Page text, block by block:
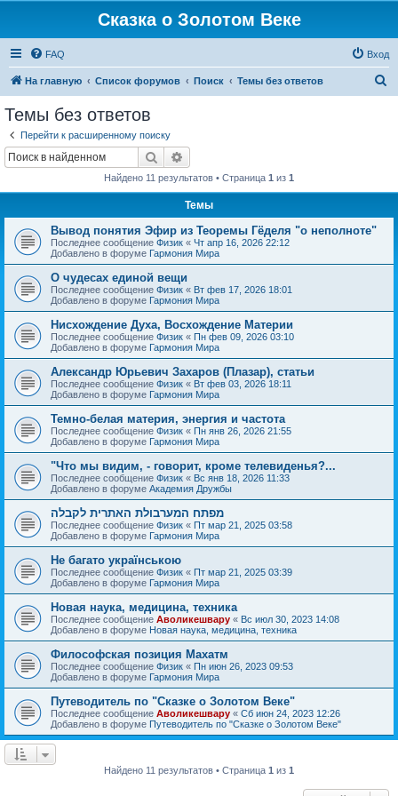
Сказка о Золотом Веке
FAQ Вход
На главную Список форумов Поиск Темы без ответов
Темы без ответов
Перейти к расширенному поиску
Поиск
Найдено 11 результатов • Страница 1 из 1
Темы
Вывод понятия Эфир из Теоремы Гёделя "о неполноте"
Последнее сообщение Физик « Чт апр 16, 2026 22:12
Добавлено в форуме Гармония Мира
О чудесах единой вещи
Последнее сообщение Физик « Вт фев 17, 2026 18:01
Добавлено в форуме Гармония Мира
Нисхождение Духа, Восхождение Материи
Последнее сообщение Физик « Пн фев 09, 2026 03:10
Добавлено в форуме Гармония Мира
Александр Юрьевич Захаров (Плазар), статьи
Последнее сообщение Физик « Вт фев 03, 2026 18:11
Добавлено в форуме Гармония Мира
Темно-белая материя, энергия и частота
Последнее сообщение Физик « Пн янв 26, 2026 21:55
Добавлено в форуме Гармония Мира
"Что мы видим, - говорит, кроме телевиденья?...
Последнее сообщение Физик « Вс янв 18, 2026 11:33
Добавлено в форуме Академия Дружбы
מפתח המערבולת האתרית לקבלה
Последнее сообщение Физик « Пт мар 21, 2025 03:58
Добавлено в форуме Гармония Мира
Не багато українською
Последнее сообщение Физик « Пт мар 21, 2025 03:39
Добавлено в форуме Гармония Мира
Новая наука, медицина, техника
Последнее сообщение Аволикешвару « Вс июл 30, 2023 14:08
Добавлено в форуме Новая наука, медицина, техника
Философская позиция Махатм
Последнее сообщение Физик « Пн июн 26, 2023 09:53
Добавлено в форуме Гармония Мира
Путеводитель по "Сказке о Золотом Веке"
Последнее сообщение Аволикешвару « Сб июн 24, 2023 12:26
Добавлено в форуме Путеводитель по "Сказке о Золотом Веке"
Найдено 11 результатов • Страница 1 из 1